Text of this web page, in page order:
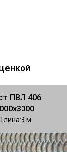
ПВЛ 406
3